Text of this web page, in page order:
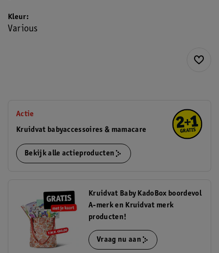
Kleur
Various
Actie
Kruidvat babyaccessoires & mamacare
Bekijk alle actieproducten
Kruidvat Baby KadoBox boordevol
A-merk en Kruidvat merk
producten!
Vraag nu aan